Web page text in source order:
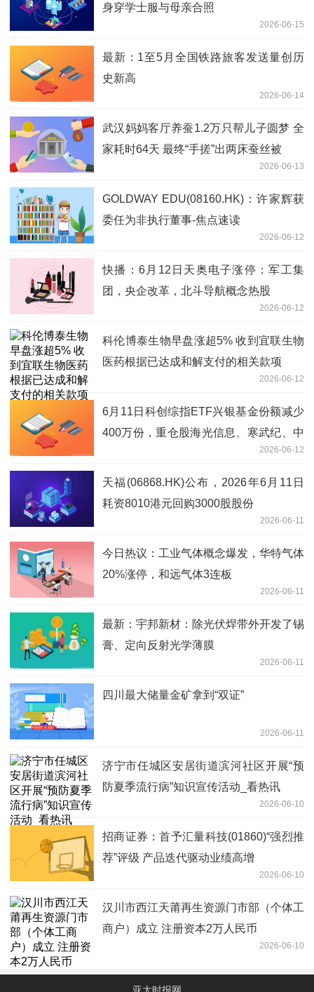
身穿学士服与母亲合照
2026-06-15
最新：1至5月全国铁路旅客发送量创历
史新高
2026-06-14
武汉妈妈客厅养蚕1.2万只帮儿子圆梦 全
家耗时64天 最终“手搓”出两床蚕丝被
2026-06-13
GOLDWAY EDU(08160.HK)：许家辉获
委任为非执行董事-焦点速读
2026-06-12
快播：6月12日天奥电子涨停：军工集
团，央企改革，北斗导航概念热股
2026-06-12
科伦博泰生物早盘涨超5% 收到宜联生物
医药根据已达成和解支付的相关款项
2026-06-12
6月11日科创综指ETF兴银基金份额减少
400万份，重仓股海光信息、寒武纪、中
2026-06-12
天福(06868.HK)公布，2026年6月11日
耗资8010港元回购3000股股份
2026-06-11
今日热议：工业气体概念爆发，华特气体
20%涨停，和远气体3连板
2026-06-11
最新：宇邦新材：除光伏焊带外开发了锡
膏、定向反射光学薄膜
2026-06-11
四川最大储量金矿拿到“双证”
2026-06-11
济宁市任城区安居街道滨河社区开展“预
防夏季流行病”知识宣传活动_看热讯
2026-06-10
招商证券：首予汇量科技(01860)“强烈推
荐”评级 产品迭代驱动业绩高增
2026-06-10
汉川市西江天莆再生资源门市部（个体工
商户）成立 注册资本2万人民币
2026-06-10
亚太时报网